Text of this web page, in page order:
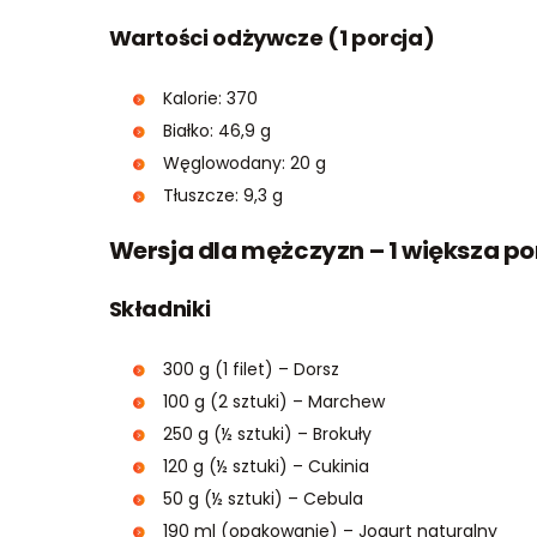
Wartości odżywcze (1 porcja)
Kalorie: 370
Białko: 46,9 g
Węglowodany: 20 g
Tłuszcze: 9,3 g
Wersja dla mężczyzn – 1 większa
Składniki
300 g (1 filet) – Dorsz
100 g (2 sztuki) – Marchew
250 g (½ sztuki) – Brokuły
120 g (½ sztuki) – Cukinia
50 g (½ sztuki) – Cebula
190 ml (opakowanie) – Jogurt naturalny